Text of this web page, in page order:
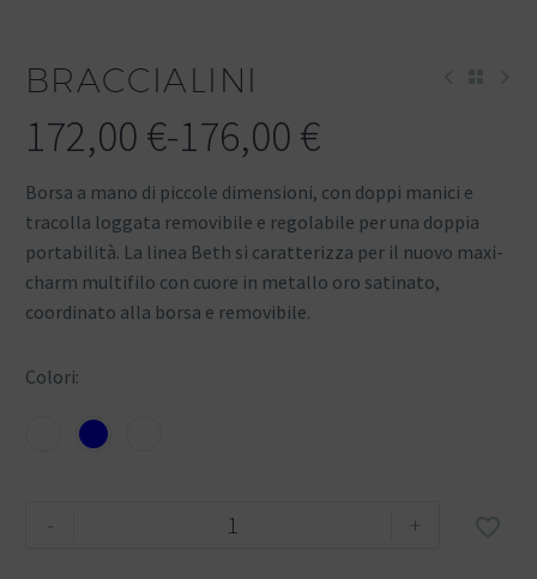
BRACCIALINI
172,00 €-176,00 €
Borsa a mano di piccole dimensioni, con doppi manici e
tracolla loggata removibile e regolabile per una doppia
portabilità. La linea Beth si caratterizza per il nuovo maxi-
charm multifilo con cuore in metallo oro satinato,
coordinato alla borsa e removibile.
Colori
- +